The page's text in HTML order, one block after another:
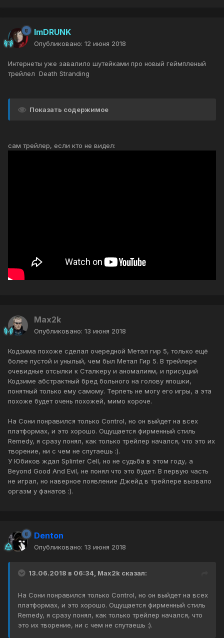
ImDRUNK
Опубликовано: 12 июня 2018
Интернеты уже завалило шутейками про новый геймпленый
трейлел Death Stranding
Показать содержимое
сам трейлер, если кто не видел:
Max2k
Опубликовано: 13 июня 2018
Кодзима похоже сделал очередной Метал гир 5, только ещё
более пустой и унылый, чем был Метал Гир 5. В трейлере
очевидные отсылки к Сталкеру и аномалиям, и присущий
Кодзиме абстрактный бред больного на голову япошки,
понятный только ему самому. Терпеть не могу его игры, а эта
похоже будет очень похожей, мимо короче.
На Сони понравился только Control, но он выйдет на всех
платформах, и это хорошо. Ощущается фирменный стиль
Remedy, я сразу понял, как только трейлер начался, что это их
творение, ни с чем не спутаешь :).
У Юбиков ждал Splinter Cell, но не судьба в этом году, а
Beyond Good And Evil, не понял что это будет. В первую часть
не играл, но наверное появление Джейд в трейлере вызвало
оргазм у фанатов :).
Denton
Опубликовано: 13 июня 2018
13.06.2018 в 06:34, Max2k сказал:
На Сони понравился только Control, но он выйдет на всех
платформах, и это хорошо. Ощущается фирменный стиль
Remedy, я сразу понял, как только трейлер начался, что
это их творение, ни с чем не спутаешь :).